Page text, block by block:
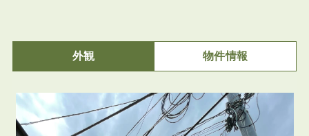
外観 物件情報